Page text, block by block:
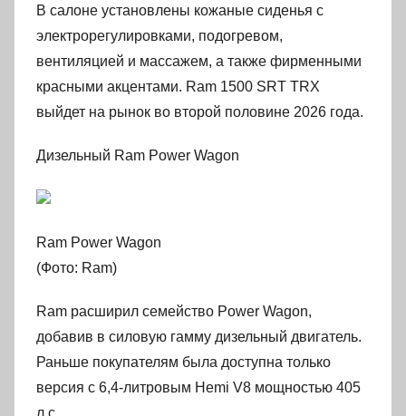
В салоне установлены кожаные сиденья с
электрорегулировками, подогревом,
вентиляцией и массажем, а также фирменными
красными акцентами. Ram 1500 SRT TRX
выйдет на рынок во второй половине 2026 года.
Дизельный Ram Power Wagon
Ram Power Wagon
(Фото: Ram)
Ram расширил семейство Power Wagon,
добавив в силовую гамму дизельный двигатель.
Раньше покупателям была доступна только
версия с 6,4-литровым Hemi V8 мощностью 405
л.с.